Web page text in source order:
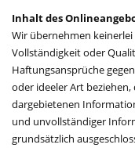
Inhalt des
Wir übernehmen
Vollständigkeit oder
Haftungsansprüche
oder ideeler Art
dargebietenen
und unvollständiger
grundsätzlich